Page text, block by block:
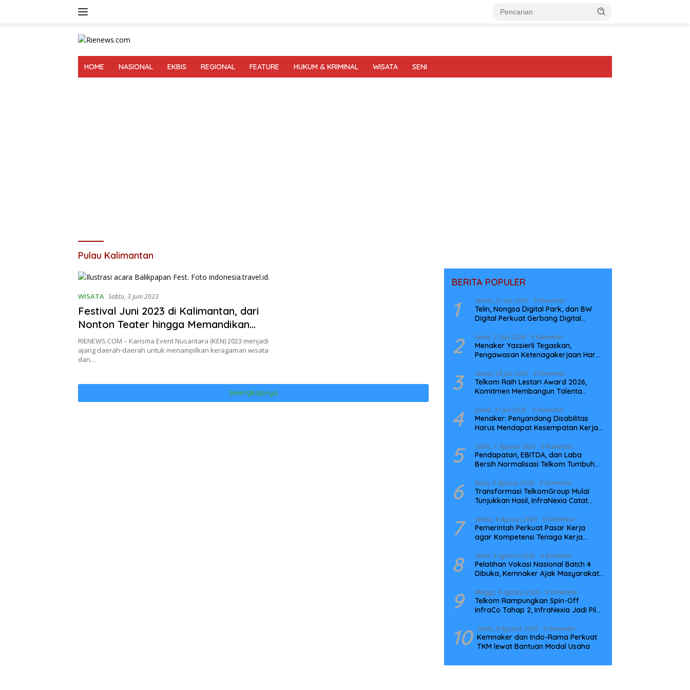
HOME NASIONAL EKBIS REGIONAL FEATURE HUKUM & KRIMINAL WISATA SENI
Pulau Kalimantan
WISATA Sabtu, 3 Juni 2023
Festival Juni 2023 di Kalimantan, dari
Nonton Teater hingga Memandikan
Tengkorak
RIENEWS.COM – Karisma Event Nusantara (KEN) 2023 menjadi
ajang daerah-daerah untuk menampilkan keragaman wisata
dan…
Selengkapnya
BERITA POPULER
1 Selasa, 21 Juli 2026 0 Komentar
Telin, Nongsa Digital Park, dan BW
Digital Perkuat Gerbang Digital
NCC
2 Senin, 27 Juli 2026 0 Komentar
Menaker Yassierli Tegaskan,
Pengawasan Ketenagakerjaan Harus
3 Selasa, 28 Juli 2026 0 Komentar
Telkom Raih Lestari Award 2026,
Komitmen Membangun Talenta
4 Jumat, 31 Juli 2026 0 Komentar
Menaker: Penyandang Disabilitas
Harus Mendapat Kesempatan Kerja
5 Sabtu, 1 Agustus 2026 0 Komentar
Pendapatan, EBITDA, dan Laba
Bersih Normalisasi Telkom Tumbuh
6 Rabu, 5 Agustus 2026 0 Komentar
Transformasi TelkomGroup Mulai
Tunjukkan Hasil, InfraNexia Catat
Digital Nasional
7 Selasa, 4 Agustus 2026 0 Komentar
Pemerintah Perkuat Pasar Kerja
agar Kompetensi Tenaga Kerja
8 Senin, 3 Agustus 2026 0 Komentar
Pelatihan Vokasi Nasional Batch 4
Dibuka, Kemnaker Ajak Masyarakat
9 Minggu, 9 Agustus 2026 0 Komentar
Telkom Rampungkan Spin-Off
InfraCo Tahap 2, InfraNexia Jadi Pilar
10 Sabtu, 8 Agustus 2026 0 Komentar
Kemnaker dan Indo-Rama Perkuat
TKM lewat Bantuan Modal Usaha